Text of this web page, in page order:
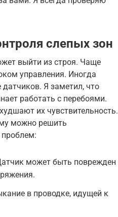
слепых зон
выйти из строя. Чаще
управления. Иногда
Я заметил, что
работать с перебоями.
их чувствительность.
можно решить
проблем:
может быть поврежден
в проводке, идущей к